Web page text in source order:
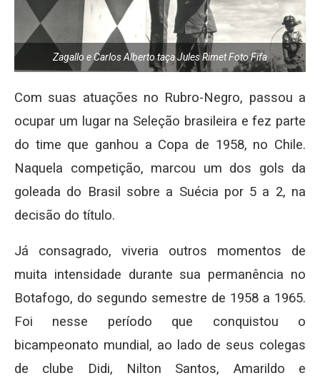
Zagallo e Carlos Alberto taça Jules Rimet Foto Fifa
Com suas atuações no Rubro-Negro, passou a
ocupar um lugar na Seleção brasileira e fez parte
do time que ganhou a Copa de 1958, no Chile.
Naquela competição, marcou um dos gols da
goleada do Brasil sobre a Suécia por 5 a 2, na
decisão do título.
Já consagrado, viveria outros momentos de
muita intensidade durante sua permanência no
Botafogo, do segundo semestre de 1958 a 1965.
Foi nesse período que conquistou o
bicampeonato mundial, ao lado de seus colegas
de clube Didi, Nilton Santos, Amarildo e